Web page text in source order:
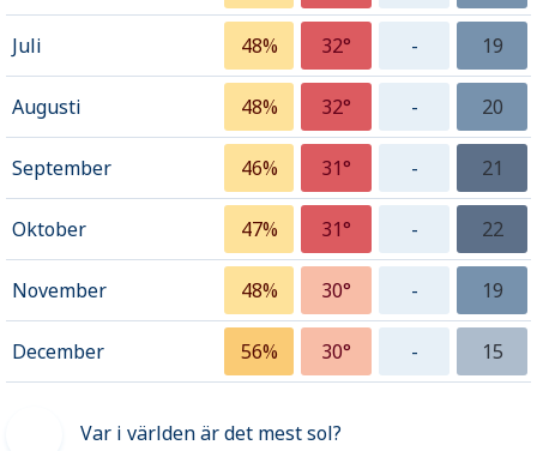
Juli 48% 32° - 19
Augusti 48% 32° - 20
September 46% 31° - 21
Oktober 47% 31° - 22
November 48% 30° - 19
December 56% 30° - 15
Var i världen är det mest sol?